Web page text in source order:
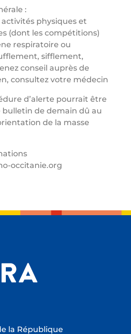
:
physiques et
(dont les compétitions)
respiratoire ou
sifflement,
conseil auprès de
consultez votre médecin
d’alerte pourrait être
de demain dû au
de la masse
occitanie.org
la République